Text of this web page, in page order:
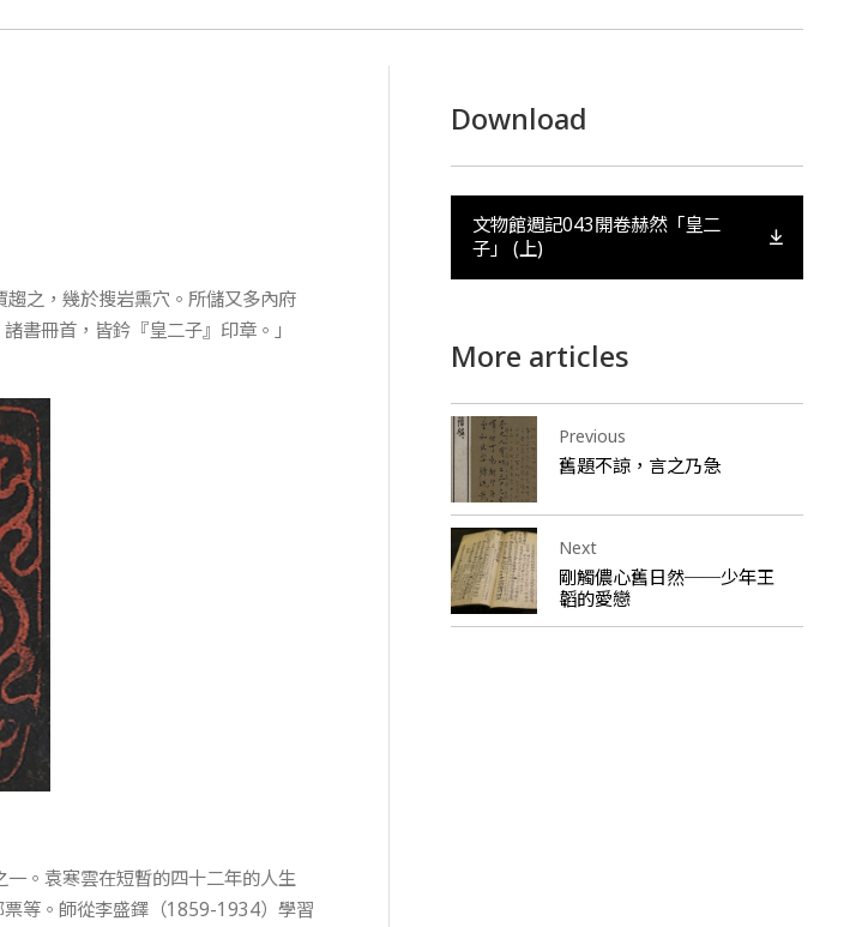
之，幾於搜岩熏穴。所儲又多內府
書冊首，皆鈐『皇二子』印章。」
。袁寒雲在短暫的四十二年的人生
等。師從李盛鐸（1859-1934）學習
Download
文物館週記043開卷赫然「皇二
子」 (上)
More articles
Previous
舊題不諒，言之乃急
Next
剛觸儂心舊日然──少年王
韜的愛戀